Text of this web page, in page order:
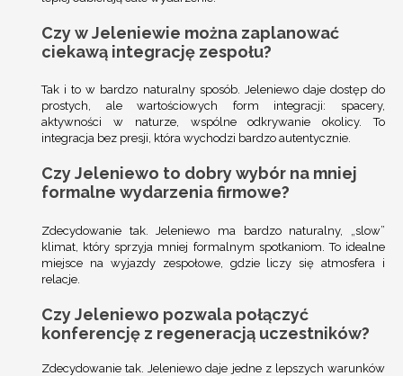
Czy w Jeleniewie można zaplanować
ciekawą integrację zespołu?
Tak i to w bardzo naturalny sposób. Jeleniewo daje dostęp do
prostych, ale wartościowych form integracji: spacery,
aktywności w naturze, wspólne odkrywanie okolicy. To
integracja bez presji, która wychodzi bardzo autentycznie.
Czy Jeleniewo to dobry wybór na mniej
formalne wydarzenia firmowe?
Zdecydowanie tak. Jeleniewo ma bardzo naturalny, „slow”
klimat, który sprzyja mniej formalnym spotkaniom. To idealne
miejsce na wyjazdy zespołowe, gdzie liczy się atmosfera i
relacje.
Czy Jeleniewo pozwala połączyć
konferencję z regeneracją uczestników?
Zdecydowanie tak. Jeleniewo daje jedne z lepszych warunków